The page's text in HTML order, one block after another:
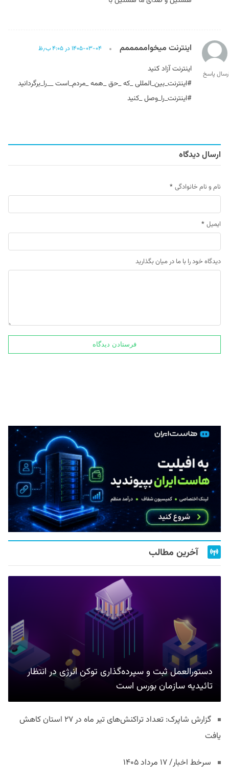
اینترنت میخوامممممم ۱۴۰۵-۰۳-۰۴ در ۴:۰۵ ب٫ظ
اینترنت آزاد کنید
#اینترنت_بین_المللی _که _حق _همه _مردم_است __را_برگردانید
#اینترنت_را_وصل _کنید
پاسخ
ارسال دیدگاه
نام و نام خانوادگی *
ایمیل *
دیدگاه خود را با ما در میان بگذارید
آخرین مطالب
دستورالعمل ثبت و سپرده‌گذاری توکن انرژی در انتظار
تائیدیه سازمان بورس است
گزارش شاپرک: تعداد تراکنش‌های تیر ماه در ۲۷ استان‌ کاهش
یافت
سرخط اخبار/ ۱۷ مرداد ۱۴۰۵